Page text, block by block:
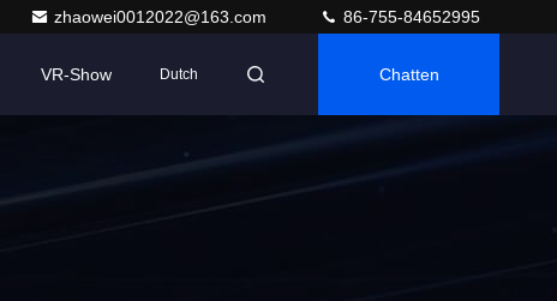
zhaowei0012022@163.com 86-755-84652995
VR-Show Dutch Chatten